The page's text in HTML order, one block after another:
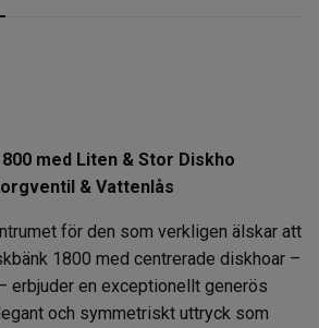
med Liten & Stor Diskho
& Vattenlås
för den som verkligen älskar att
1800 med centrerade diskhoar –
erbjuder en exceptionellt generös
och symmetriskt uttryck som